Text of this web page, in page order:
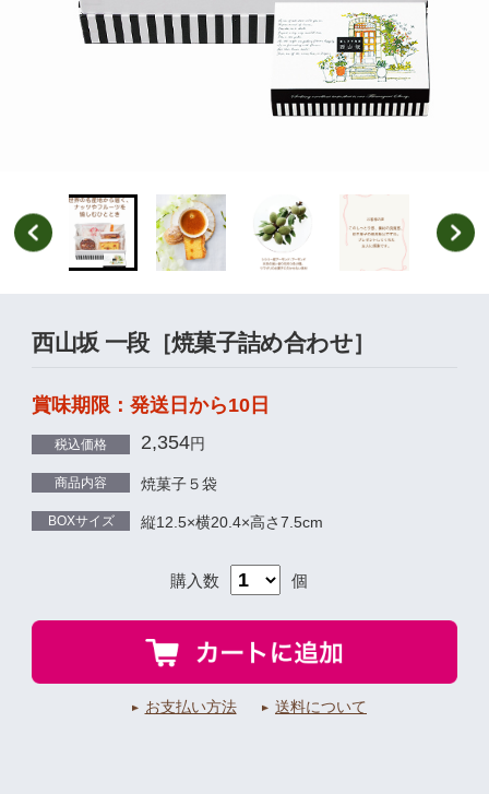
西山坂 一段［焼菓子詰め合わせ］
賞味期限：発送日から10日
税込価格 2,354円
商品内容 焼菓子５袋
BOXサイズ 縦12.5×横20.4×高さ7.5cm
購入数 個
お支払い方法 送料について